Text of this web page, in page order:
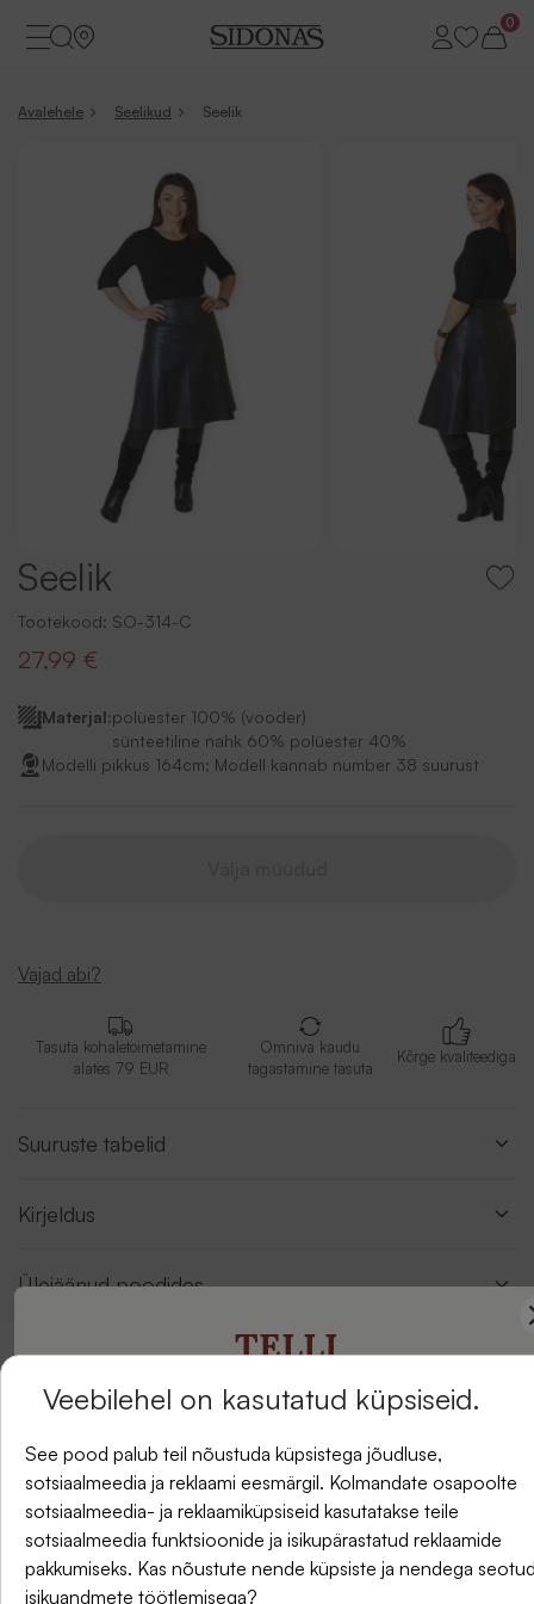
0
Avalehele Seelikud Seelik
Seelik
Tootekood: SO-314-C
27,99 €
Materjal:polüester 100% (vooder)
sünteetiline nahk 60% polüester 40%
Modelli pikkus 164cm; Modell kannab number 38 suurust
Vajad abi?
Tasuta kohaletoimetamine
alates 79 EUR
Omniva kaudu
tagastamine tasuta
Kõrge kvaliteediga
Suuruste tabelid
Kirjeldus
Ülejäänud poodides
Arvustused
TELLI
UUDISKIRI
ja saate -5% allahindlust oma esimesest tellimusest.
Veebilehel on kasutatud küpsiseid.
See pood palub teil nõustuda küpsistega jõudluse,
sotsiaalmeedia ja reklaami eesmärgil. Kolmandate osapoolte
sotsiaalmeedia- ja reklaamiküpsiseid kasutatakse teile
sotsiaalmeedia funktsioonide ja isikupärastatud reklaamide
pakkumiseks. Kas nõustute nende küpsiste ja nendega
isikuandmete töötlemisega?